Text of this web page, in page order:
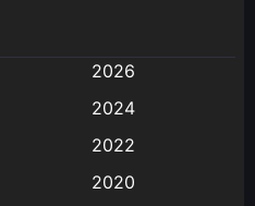
2026
2024
2022
2020